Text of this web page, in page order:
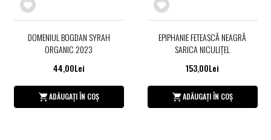
DOMENIUL BOGDAN SYRAH
ORGANIC 2023
44,00Lei
ADĂUGAȚI ÎN COȘ
EPIPHANIE FETEASCĂ NEAGRĂ
SARICA NICULIŢEL
153,00Lei
ADĂUGAȚI ÎN COȘ